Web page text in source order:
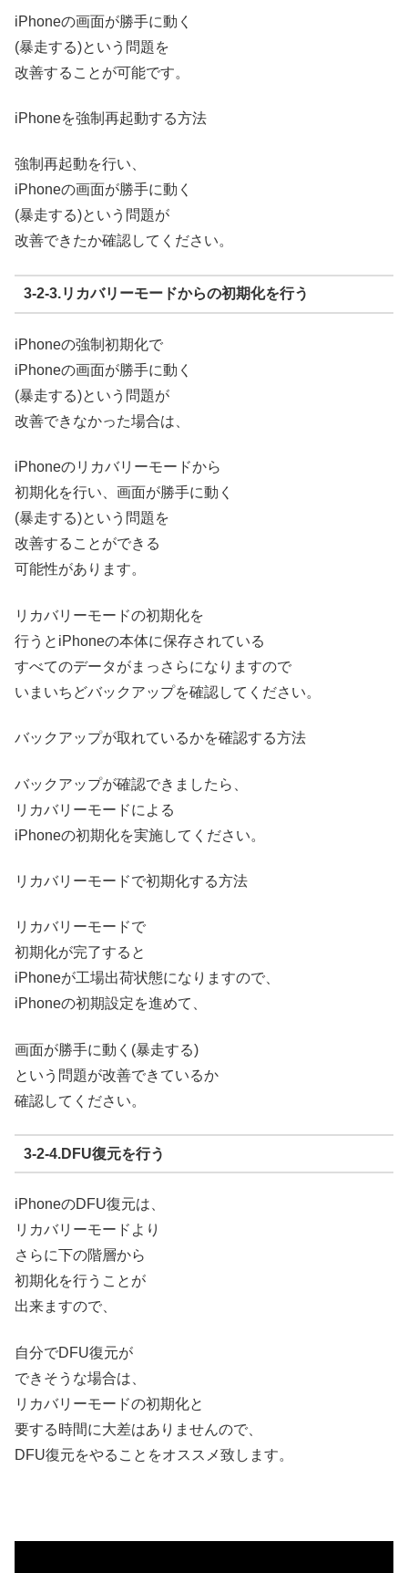
iPhoneの画面が勝手に動く
(暴走する)という問題を
改善することが可能です。
iPhoneを強制再起動する方法
強制再起動を行い、
iPhoneの画面が勝手に動く
(暴走する)という問題が
改善できたか確認してください。
3-2-3.リカバリーモードからの初期化を行う
iPhoneの強制初期化で
iPhoneの画面が勝手に動く
(暴走する)という問題が
改善できなかった場合は、
iPhoneのリカバリーモードから
初期化を行い、画面が勝手に動く
(暴走する)という問題を
改善することができる
可能性があります。
リカバリーモードの初期化を
行うとiPhoneの本体に保存されている
すべてのデータがまっさらになりますので
いまいちどバックアップを確認してください。
バックアップが取れているかを確認する方法
バックアップが確認できましたら、
リカバリーモードによる
iPhoneの初期化を実施してください。
リカバリーモードで初期化する方法
リカバリーモードで
初期化が完了すると
iPhoneが工場出荷状態になりますので、
iPhoneの初期設定を進めて、
画面が勝手に動く(暴走する)
という問題が改善できているか
確認してください。
3-2-4.DFU復元を行う
iPhoneのDFU復元は、
リカバリーモードより
さらに下の階層から
初期化を行うことが
出来ますので、
自分でDFU復元が
できそうな場合は、
リカバリーモードの初期化と
要する時間に大差はありませんので、
DFU復元をやることをオススメ致します。